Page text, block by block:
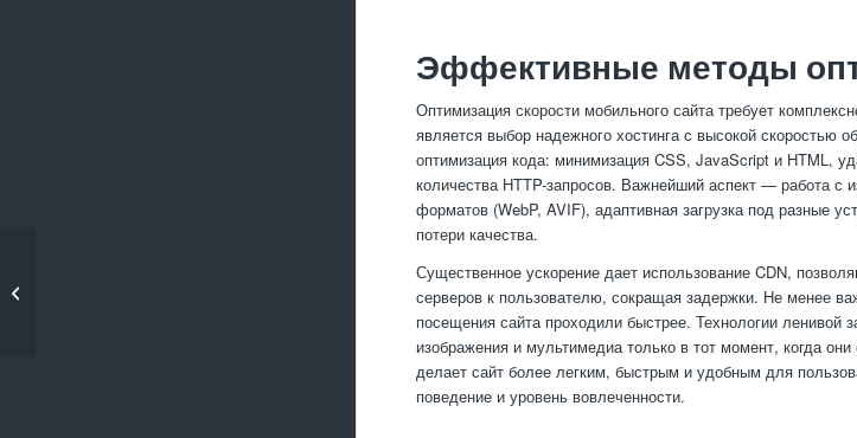
Эффективные методы
Оптимизация скорости мобильного сайта требует
является выбор надежного хостинга с высокой скоростью
оптимизация кода: минимизация CSS, JavaScript и HTML,
количества HTTP-запросов. Важнейший аспект — работа с
форматов (WebP, AVIF), адаптивная загрузка под разные
потери качества.
Существенное ускорение дает использование CDN,
серверов к пользователю, сокращая задержки. Не менее
посещения сайта проходили быстрее. Технологии ленивой
изображения и мультимедиа только в тот момент, когда
делает сайт более легким, быстрым и удобным для
поведение и уровень вовлеченности.